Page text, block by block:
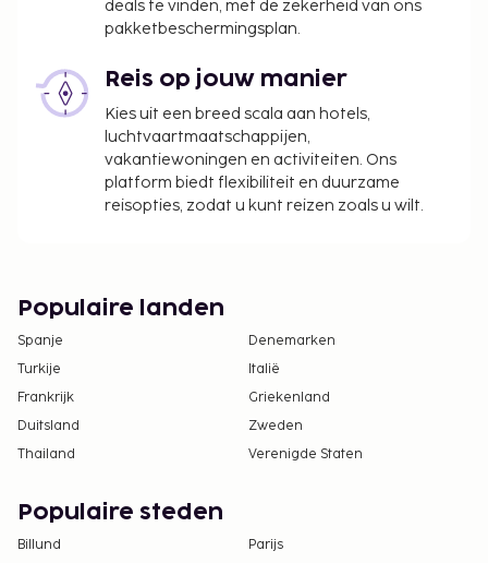
worden, afhankelijk van beschikbaarheid.
Informeer rechtstreeks bij de accommodatie
via de contactgegevens in de
boekingsbevestiging.
De accommodatie wordt professioneel
schoongemaakt.
Contactloos uitchecken is mogelijk.
deals te vinden, met de zekerheid van ons
pakketbeschermingsplan.
Reis op jouw manier
Kies uit een breed scala aan hotels,
luchtvaartmaatschappijen,
vakantiewoningen en activiteiten. Ons
platform biedt flexibiliteit en duurzame
reisopties, zodat u kunt reizen zoals u wilt.
Populaire landen
Spanje
Denemarken
Turkije
Italië
Frankrijk
Griekenland
Duitsland
Zweden
Thailand
Verenigde Staten
Populaire steden
Billund
Parijs